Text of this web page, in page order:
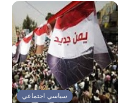
سياسي اجتماعي